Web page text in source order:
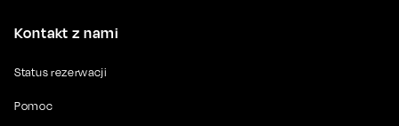
Kontakt z nami
Status rezerwacji
Pomoc